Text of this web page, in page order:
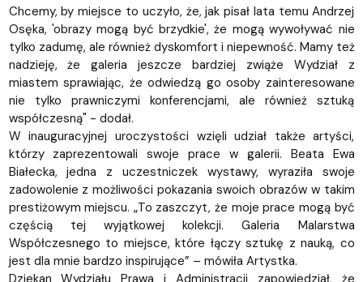
Chcemy, by miejsce to uczyło, że, jak pisał lata temu Andrzej
Osęka, 'obrazy mogą być brzydkie', że mogą wywoływać nie
tylko zadumę, ale również dyskomfort i niepewność. Mamy też
nadzieję, że galeria jeszcze bardziej zwiąże Wydział z
miastem sprawiając, że odwiedzą go osoby zainteresowane
nie tylko prawniczymi konferencjami, ale również sztuką
współczesną" - dodał.
W inauguracyjnej uroczystości wzięli udział także artyści,
którzy zaprezentowali swoje prace w galerii. Beata Ewa
Białecka, jedna z uczestniczek wystawy, wyraziła swoje
zadowolenie z możliwości pokazania swoich obrazów w takim
prestiżowym miejscu. „To zaszczyt, że moje prace mogą być
częścią tej wyjątkowej kolekcji. Galeria Malarstwa
Współczesnego to miejsce, które łączy sztukę z nauką, co
jest dla mnie bardzo inspirujące” – mówiła Artystka.
Dziekan Wydziału Prawa i Administracji zapowiedział, że